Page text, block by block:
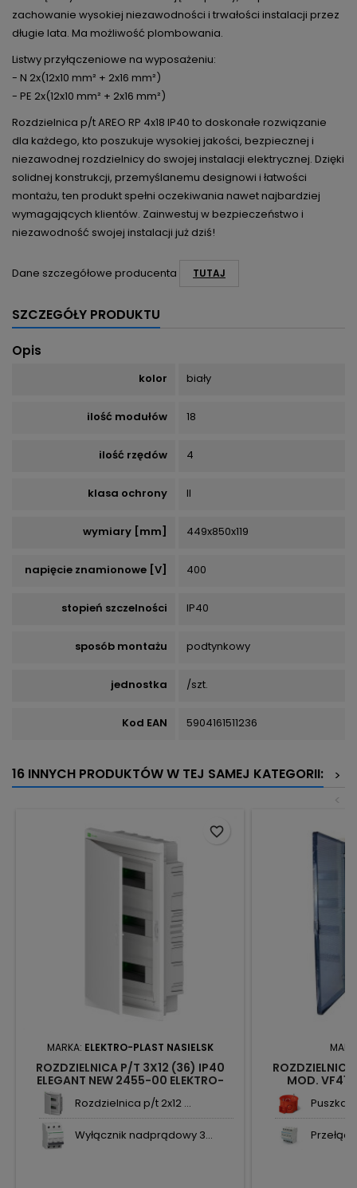
zachowanie wysokiej niezawodności i trwałości instalacji przez
długie lata. Ma możliwość plombowania.
Listwy przyłączeniowe na wyposażeniu:
- N 2x(12x10 mm² + 2x16 mm²)
- PE 2x(12x10 mm² + 2x16 mm²)
Rozdzielnica p/t AREO RP 4x18 IP40 to doskonałe rozwiązanie
dla każdego, kto poszukuje wysokiej jakości, bezpiecznej i
niezawodnej rozdzielnicy do swojej instalacji elektrycznej. Dzięki
solidnej konstrukcji, przemyślanemu designowi i łatwości
montażu, ten produkt spełni oczekiwania nawet najbardziej
wymagających klientów. Zainwestuj w bezpieczeństwo i
niezawodność swojej instalacji już dziś!
Dane szczegółowe producenta TUTAJ
SZCZEGÓŁY PRODUKTU
Opis
kolor biały
ilość modułów 18
ilość rzędów 4
klasa ochrony II
wymiary [mm] 449x850x119
napięcie znamionowe [V] 400
stopień szczelności IP40
sposób montażu podtynkowy
jednostka /szt.
Kod EAN 5904161511236
16 INNYCH PRODUKTÓW W TEJ SAMEJ KATEGORII:
>
<
MARKA: ELEKTRO-PLAST NASIELSK
ROZDZIELNICA P/T 3X12 (36) IP40
ELEGANT NEW 2455-00 ELEKTRO-
PLAST NASIELSK
Rozdzielnica p/t 2x12 ...
Wyłącznik nadprądowy 3...
favorite_border
MOD.
Puszka